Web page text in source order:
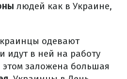
людей как в Украине,
одевают
идут в ней на работу
заложена большая